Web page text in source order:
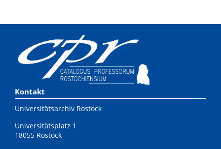
Kontakt
Universitätsarchiv Rostock
Universitätsplatz 1
18055 Rostock